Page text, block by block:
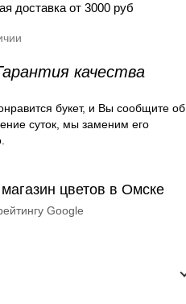
доставка от 3000 руб
качества
букет, и Вы сообщите об
суток, мы заменим его
цветов в Омске
Google